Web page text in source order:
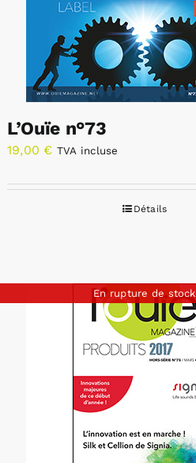
L’Ouïe n°73
19,00 € TVA incluse
Détails
En rupture de stock